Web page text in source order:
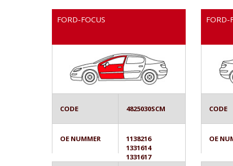
FORD-FOCUS
CODE 4825030SCM
OE NUMMER
1138216
1331614
1331617
FORD-
CODE
OE